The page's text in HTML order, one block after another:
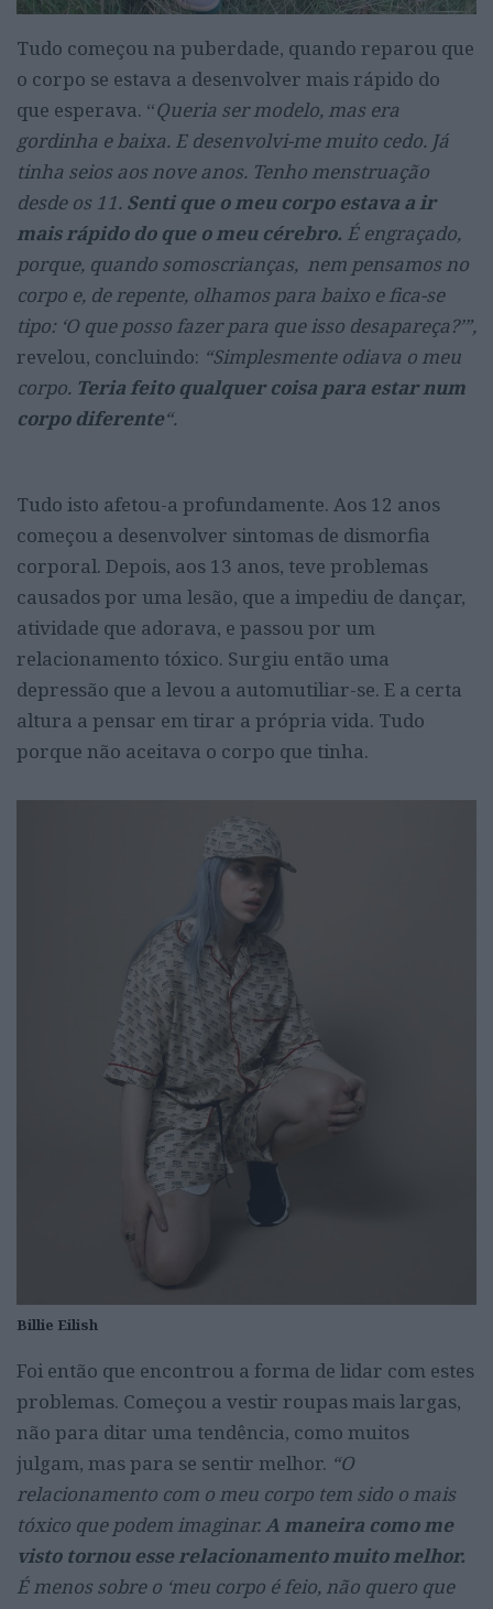
Tudo começou na puberdade, quando reparou que
o corpo se estava a desenvolver mais rápido do
que esperava. “Queria ser modelo, mas era
gordinha e baixa. E desenvolvi-me muito cedo. Já
tinha seios aos nove anos. Tenho menstruação
desde os 11. Senti que o meu corpo estava a ir
mais rápido do que o meu cérebro. É engraçado,
porque, quando somoscrianças, nem pensamos no
corpo e, de repente, olhamos para baixo e fica-se
tipo: ‘O que posso fazer para que isso desapareça?’”,
revelou, concluindo: “Simplesmente odiava o meu
corpo. Teria feito qualquer coisa para estar num
corpo diferente“.
Tudo isto afetou-a profundamente. Aos 12 anos
começou a desenvolver sintomas de dismorfia
corporal. Depois, aos 13 anos, teve problemas
causados por uma lesão, que a impediu de dançar,
atividade que adorava, e passou por um
relacionamento tóxico. Surgiu então uma
depressão que a levou a automutiliar-se. E a certa
altura a pensar em tirar a própria vida. Tudo
porque não aceitava o corpo que tinha.
Billie Eilish
Foi então que encontrou a forma de lidar com estes
problemas. Começou a vestir roupas mais largas,
não para ditar uma tendência, como muitos
julgam, mas para se sentir melhor. “O
relacionamento com o meu corpo tem sido o mais
tóxico que podem imaginar.A maneira como me
visto tornou esse relacionamento muito melhor.
É menos sobre o ‘meu corpo é feio, não quero que